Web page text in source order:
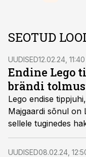
SEOTUD
UUDISED12.02.24, 11:40
Endine Lego
brändi
Lego endise
Majgaardi sõnul on
sellele tuginedes
teenuseid,
kultuurinähtused.
UUDISED08.02.24,